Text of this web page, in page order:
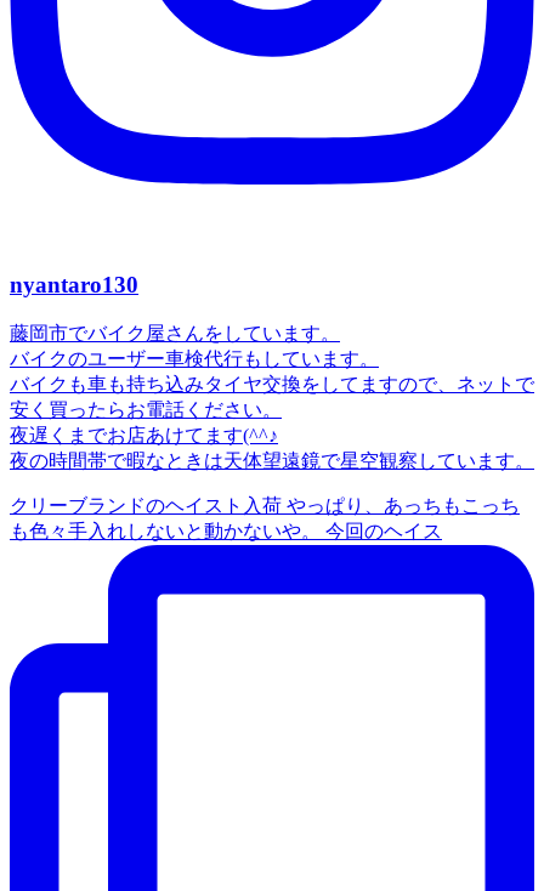
nyantaro130
藤岡市でバイク屋さんをしています。
バイクのユーザー車検代行もしています。
バイクも車も持ち込みタイヤ交換をしてますので、ネットで
安く買ったらお電話ください。
夜遅くまでお店あけてます(^^♪
夜の時間帯で暇なときは天体望遠鏡で星空観察しています。
クリーブランドのヘイスト入荷 やっぱり、あっちもこっち
も色々手入れしないと動かないや。 今回のヘイス